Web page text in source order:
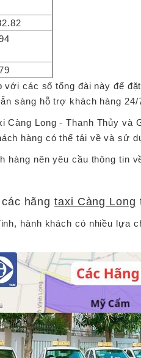
với các số tổng đài này để
sàng hỗ trợ khách hàng 24/
Càng Long - Thanh Thủy
hàng có thể tải về và sử
hàng nên yêu cầu thông
các hãngtaxi Càng Long
hành khách có nhiều